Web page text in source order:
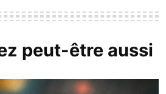
peut-être aussi